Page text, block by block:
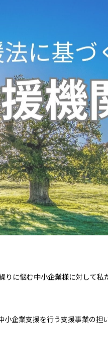
に悩む中小企業様に対して私
企業支援を行う支援事業の担